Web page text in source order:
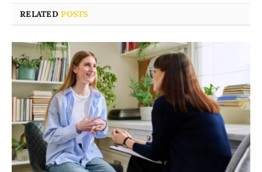
RELATEDPOSTS